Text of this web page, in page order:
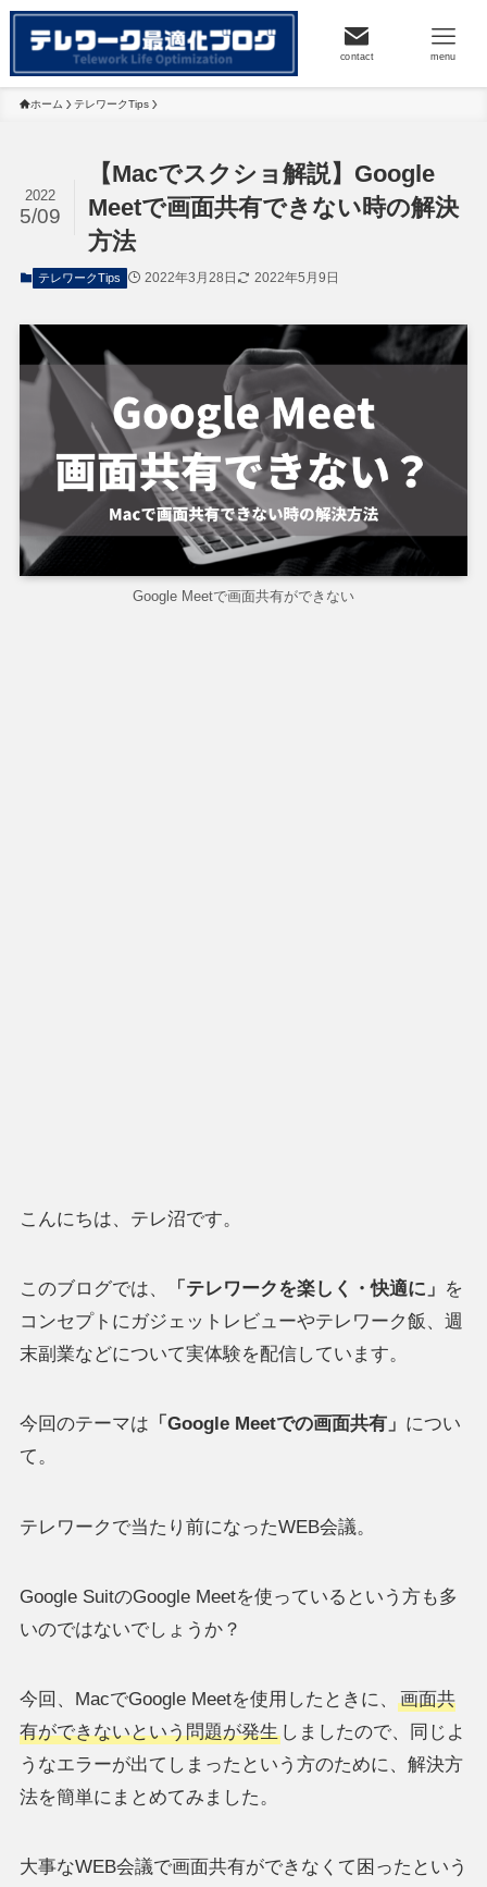
contact menu
ホーム テレワークTips
【Macでスクショ解説】Google
Meetで画面共有できない時の解決
方法
2022
5/09
テレワークTips 2022年3月28日 2022年5月9日
Google Meetで画面共有ができない
こんにちは、テレ沼です。
このブログでは、 「テレワークを楽しく・快適に」 を
コンセプトにガジェットレビューやテレワーク飯、週
末副業などについて実体験を配信しています。
今回のテーマは 「Google Meetでの画面共有」 につい
て。
テレワークで当たり前になったWEB会議。
Google SuitのGoogle Meetを使っているという方も多
いのではないでしょうか？
今回、MacでGoogle Meetを使用したときに、
画面共
有ができないという問題が発生しましたので、同じよ
うなエラーが出てしまったという方のために、解決方
法を簡単にまとめてみました。
大事なWEB会議で画面共有ができなくて困ったという